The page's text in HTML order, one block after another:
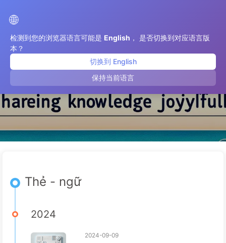
🌐
检测到您的浏览器语言可能是 English ， 是否切换到对应语言版
本？
切换到 English
保持当前语言
ngữ
Thẻ - ngữ
2024
2024-09-09